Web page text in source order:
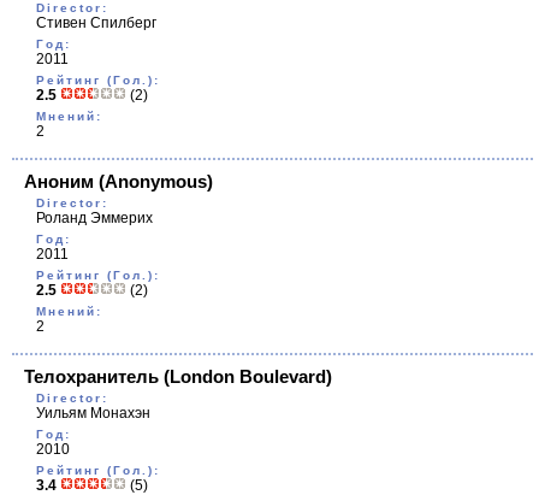
Director:
Стивен Спилберг
Год:
2011
Рейтинг (Гол.):
2.5 (2)
Мнений:
2
Аноним (Anonymous)
Director:
Роланд Эммерих
Год:
2011
Рейтинг (Гол.):
2.5 (2)
Мнений:
2
Телохранитель (London Boulevard)
Director:
Уильям Монахэн
Год:
2010
Рейтинг (Гол.):
3.4 (5)